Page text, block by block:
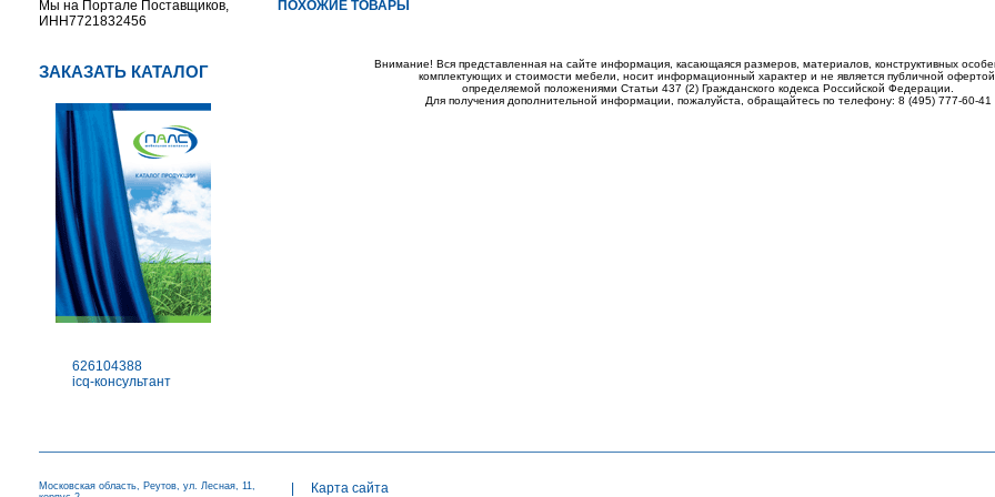
Мы на Портале Поставщиков,
ИНН7721832456
ЗАКАЗАТЬ КАТАЛОГ
626104388
icq-консультант
ПОХОЖИЕ ТОВАРЫ
Внимание! Вся представленная на сайте информация, касающаяся размеров, материалов, конструктивных
комплектующих и стоимости мебели, носит информационный характер и не является публичной офертой,
определяемой положениями Статьи 437 (2) Гражданского кодекса Российской Федерации.
Для получения дополнительной информации, пожалуйста, обращайтесь по телефону: 8 (495) 777-60-41
Московская область, Реутов, ул. Лесная, 11,
Карта сайта